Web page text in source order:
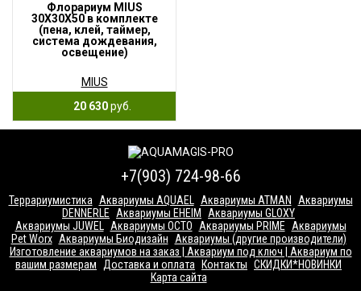
Флорариум MIUS
30X30X50 в комплекте
(пена, клей, таймер,
система дождевания,
освещение)
MIUS
20 630руб.
+7(903) 724-98-66
Террариумистика Аквариумы AQUAEL Аквариумы ATMAN
Аквариумы
DENNERLE
Аквариумы EHEIM
Аквариумы GLOXY
Аквариумы JUWEL
Аквариумы OCTO Аквариумы PRIME
Аквариумы
Pet Worx Аквариумы Биодизайн
Аквариумы (другие производители)
Изготовление аквариумов на заказ | Аквариум под ключ | Аквариум по
вашим размерам
Доставка и оплата Контакты СКИДКИ*НОВИНКИ
Карта сайта